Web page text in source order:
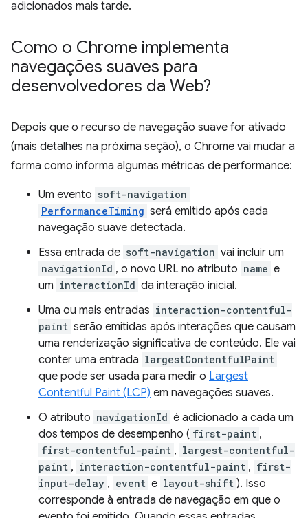
adicionados mais tarde.
Como o Chrome implementa
navegações suaves para
desenvolvedores da Web?
Depois que o recurso de navegação suave for ativado
(mais detalhes na próxima seção), o Chrome vai mudar a
forma como informa algumas métricas de performance:
Um evento soft-navigation
PerformanceTiming será emitido após cada
navegação suave detectada.
Essa entrada de soft-navigation vai incluir um
navigationId , o novo URL no atributo name e
um interactionId da interação inicial.
Uma ou mais entradas interaction-contentful-
paint serão emitidas após interações que causam
uma renderização significativa de conteúdo. Ele vai
conter uma entrada largestContentfulPaint
que pode ser usada para medir o Largest
Contentful Paint (LCP) em navegações suaves.
O atributo navigationId é adicionado a cada um
dos tempos de desempenho ( first-paint ,
first-contentful-paint , largest-contentful-
paint , interaction-contentful-paint , first-
input-delay , event e layout-shift ). Isso
corresponde à entrada de navegação em que o